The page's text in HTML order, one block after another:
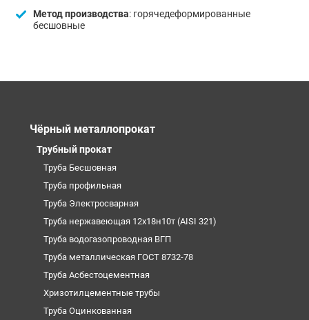
Метод производства: горячедеформированные
бесшовные
Чёрный металлопрокат
Трубный прокат
Труба Бесшовная
Труба профильная
Труба Электросварная
Труба нержавеющая 12х18н10т (AISI 321)
Труба водогазопроводная ВГП
Труба металлическая ГОСТ 8732-78
Труба Асбестоцементная
Хризотилцементные трубы
Труба Оцинкованная